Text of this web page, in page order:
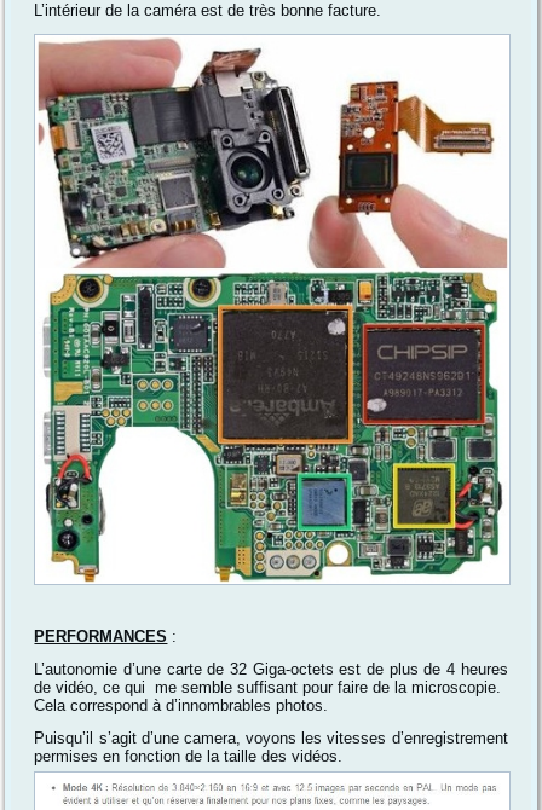
L’intérieur de la caméra est de très bonne facture.
PERFORMANCES :
L’autonomie d’une carte de 32 Giga-octets est de plus de 4 heures
de vidéo, ce qui me semble suffisant pour faire de la microscopie.
Cela correspond à d’innombrables photos.
Puisqu’il s’agit d’une camera, voyons les vitesses d’enregistrement
permises en fonction de la taille des vidéos.